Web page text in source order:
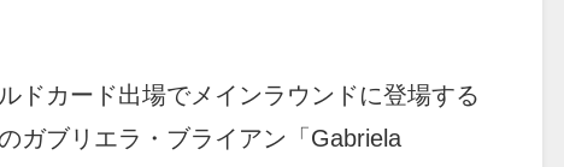
ドカード出場でメインラウンドに登場する
ガブリエラ・ブライアン「Gabriela